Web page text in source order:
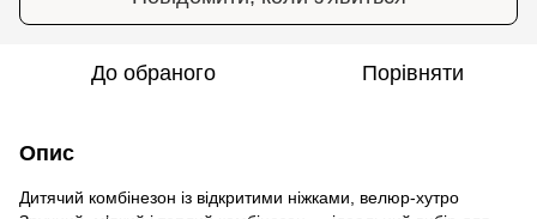
До обраного Порівняти
Опис
Дитячий комбінезон із відкритими ніжками, велюр-хутро